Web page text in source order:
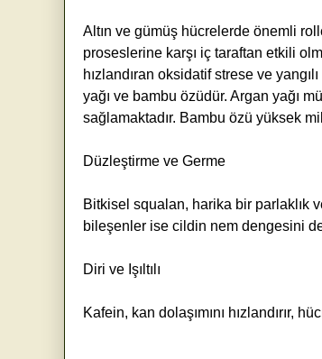
Altın ve gümüş hücrelerde önemli
proseslerine karşı iç taraftan etkili
hızlandıran oksidatif strese ve
yağı ve bambu özüdür. Argan yağı
sağlamaktadır. Bambu özü yüksek
Düzleştirme ve Germe
Bitkisel squalan, harika bir parlaklık
bileşenler ise cildin nem dengesini
Diri ve Işıltılı
Kafein, kan dolaşımını hızlandırır,